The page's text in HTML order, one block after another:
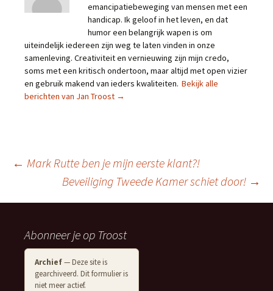
emancipatiebeweging van mensen met een
handicap. Ik geloof in het leven, en dat
humor een belangrijk wapen is om
uiteindelijk iedereen zijn weg te laten vinden in onze
samenleving. Creativiteit en vernieuwing zijn mijn credo,
soms met een kritisch ondertoon, maar altijd met open vizier
en gebruik makend van ieders kwaliteiten. Bekijk alle
berichten van Jan Troost →
Berichtnavigatie
← Mark Rutte ben je mijn eerste klant?!
Beveiliging Tweede Kamer schiet door! →
Abonneer je op Troost
Archief— Deze site is
gearchiveerd. Dit formulier is
niet meer actief.